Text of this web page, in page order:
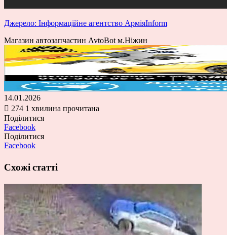
Джерело: Інформаційне агентство АрміяInform
Магазин автозапчастин AvtoBot м.Ніжин
14.01.2026
274 1 хвилина прочитана
Поділитися
Facebook
Поділитися
Facebook
Схожі статті